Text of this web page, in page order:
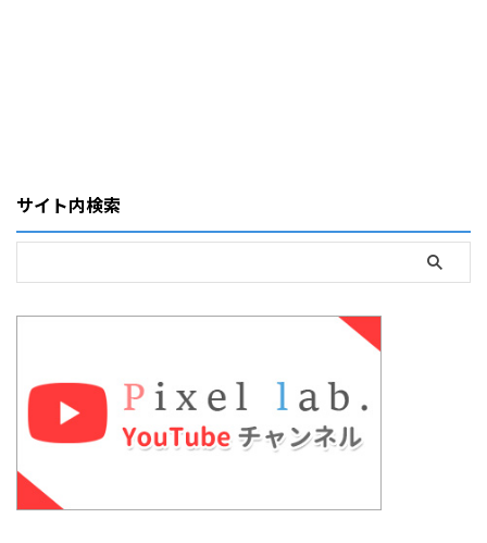
サイト内検索